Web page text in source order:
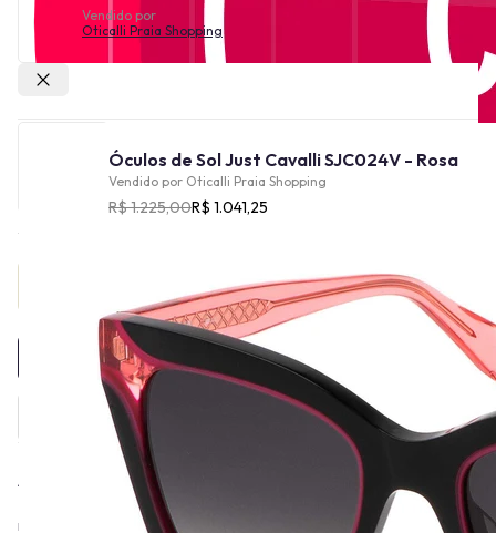
Vendido por
Oticalli Praia Shopping
Óculos de Sol Just Cavalli SJC024V - Rosa
Vendido por Oticalli Praia Shopping
R$ 1.225,00R$ 1.041,25
Provador Virtual
INDISPONÍVEL
A linha Just Cavalli, incluindo Just Cavalli Eyewear, foi criada em
2000 pelo estilista Roberto Cavalli como uma extensão da sua
marca, direcionada a um público mais jovem e com um estilo